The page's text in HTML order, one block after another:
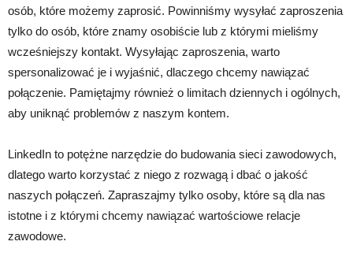
osób, które możemy zaprosić. Powinniśmy wysyłać zaproszenia
tylko do osób, które znamy osobiście lub z którymi mieliśmy
wcześniejszy kontakt. Wysyłając zaproszenia, warto
spersonalizować je i wyjaśnić, dlaczego chcemy nawiązać
połączenie. Pamiętajmy również o limitach dziennych i ogólnych,
aby uniknąć problemów z naszym kontem.
LinkedIn to potężne narzędzie do budowania sieci zawodowych,
dlatego warto korzystać z niego z rozwagą i dbać o jakość
naszych połączeń. Zapraszajmy tylko osoby, które są dla nas
istotne i z którymi chcemy nawiązać wartościowe relacje
zawodowe.